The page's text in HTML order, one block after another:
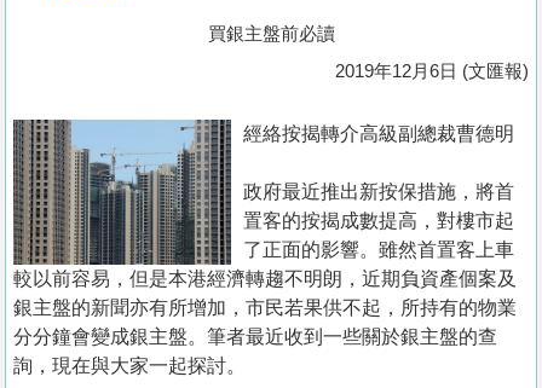
置
業
手
冊
關
於
我
買銀主盤前必讀
2019年12月6日 (文匯報)
經絡按揭轉介高級副總裁曹德明
政府最近推出新按保措施，將首
置客的按揭成數提高，對樓市起
了正面的影響。雖然首置客上車
較以前容易，但是本港經濟轉趨不明朗，近期負資產個案及
銀主盤的新聞亦有所增加，市民若果供不起，所持有的物業
分分鐘會變成銀主盤。筆者最近收到一些關於銀主盤的查
詢，現在與大家一起探討。